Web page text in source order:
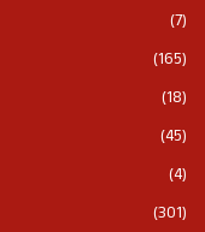
(7)
(165)
(18)
(45)
(4)
(301)